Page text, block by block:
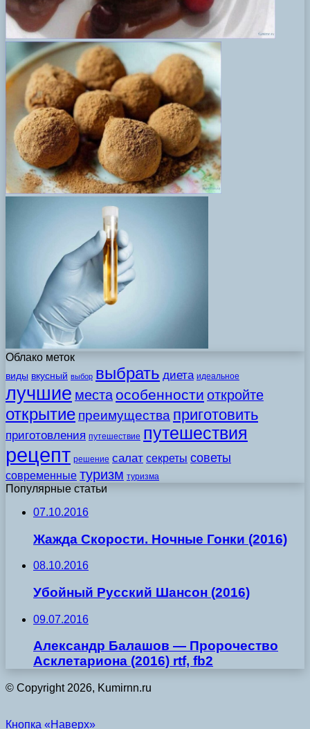
Облако меток
виды вкусный выбор выбрать диета идеальное
лучшие места особенности откройте
открытие преимущества приготовить
приготовления путешествие путешествия
рецепт решение салат секреты советы
современные туризм туризма
Популярные статьи
07.10.2016
Жажда Скорости. Ночные Гонки (2016)
08.10.2016
Убойный Русский Шансон (2016)
09.07.2016
Александр Балашов — Пророчество
Асклетариона (2016) rtf, fb2
© Copyright 2026, Kumirnn.ru
Кнопка «Наверх»